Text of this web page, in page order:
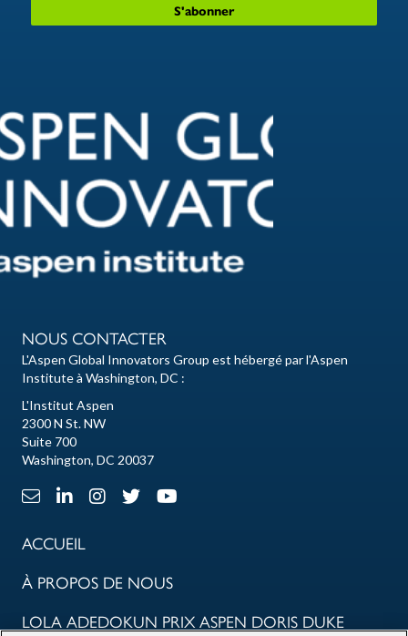
NOUS CONTACTER
L'Aspen Global Innovators Group est hébergé par l'Aspen
Institute à Washington, DC :
L'Institut Aspen
2300 N St. NW
Suite 700
Washington, DC 20037
Lien e-mailLien LinkedIn
Lien Instagram
X Lien Lien Youtube
ACCUEIL
À PROPOS DE NOUS
LOLA ADEDOKUN PRIX ASPEN DORIS DUKE